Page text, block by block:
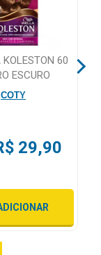
60
ESCURO
COTY
29,90